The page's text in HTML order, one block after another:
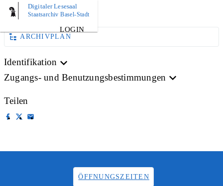
Digitaler Lesesaal
Staatsarchiv Basel-Stadt
LOGIN
AKTE
ARCHIVPLAN
Identifikation
Zugangs- und Benutzungsbestimmungen
Teilen
ÖFFNUNGSZEITEN